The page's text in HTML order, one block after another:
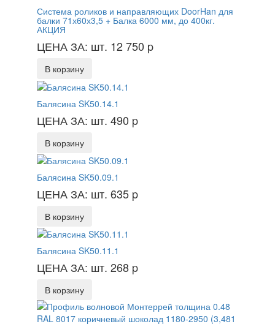
Система роликов и направляющих DoorHan для
балки 71х60х3,5 + Балка 6000 мм, до 400кг.
АКЦИЯ
ЦЕНА ЗА: шт. 12 750 p
В корзину
Балясина SK50.14.1
ЦЕНА ЗА: шт. 490 p
В корзину
Балясина SK50.09.1
ЦЕНА ЗА: шт. 635 p
В корзину
Балясина SK50.11.1
ЦЕНА ЗА: шт. 268 p
В корзину